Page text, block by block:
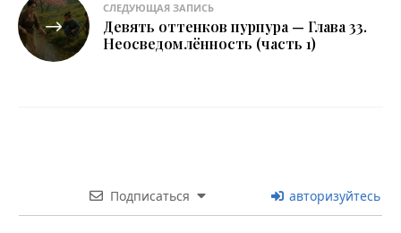
СЛЕДУЮЩАЯ ЗАПИСЬ
Девять оттенков пурпура — Глава 33.
Неосведомлённость (часть 1)
Подписаться авторизуйтесь